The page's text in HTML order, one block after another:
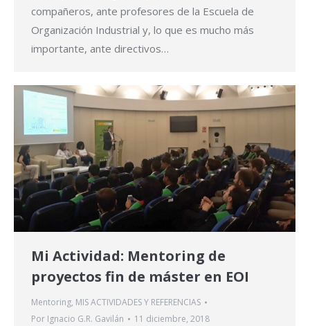
compañeros, ante profesores de la Escuela de
Organización Industrial y, lo que es mucho más
importante, ante directivos…
Mi Actividad: Mentoring de
proyectos fin de máster en EOI
Mentoring, MIS ACTIVIDADES Y REFERENCIAS
Por Ignacio G.R. Gavilán 11 diciembre, 2018